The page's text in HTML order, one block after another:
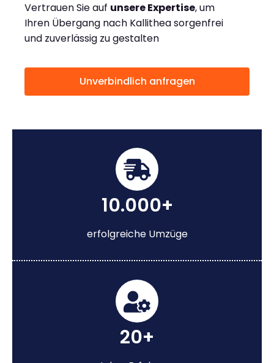
Vertrauen Sie auf unsere Expertise, um
Ihren Übergang nach Kallithea sorgenfrei
und zuverlässig zu gestalten
Unverbindlich anfragen
10.000+
erfolgreiche Umzüge
20+